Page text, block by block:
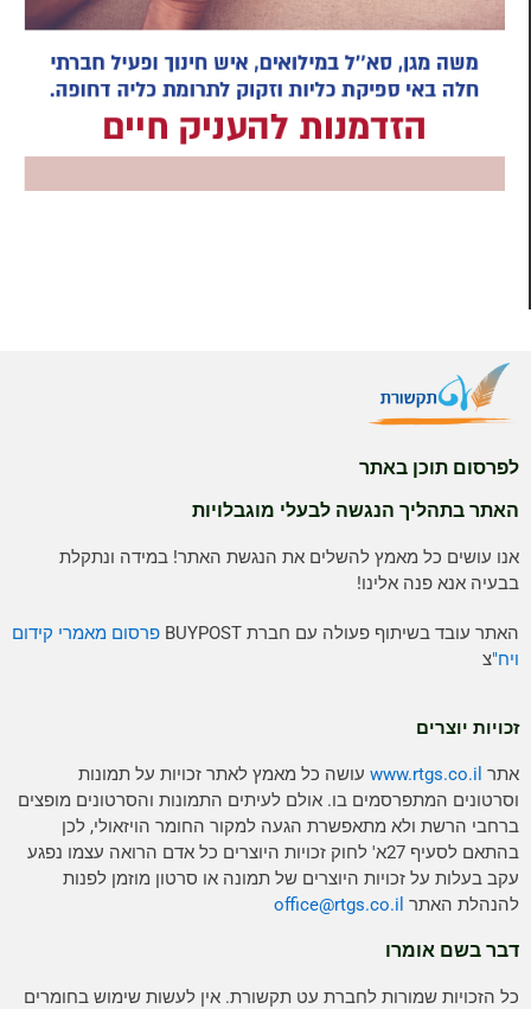
לפרסום תוכן באתר
האתר בתהליך הנגשה לבעלי מוגבלויות
אנו עושים כל מאמץ להשלים את הנגשת האתר! במידה ונתקלת
בבעיה אנא פנה אלינו!
האתר עובד בשיתוף פעולה עם חברת BUYPOST
פרסום מאמרי קידום
ויח"צ
זכויות יוצרים
אתרwww.rtgs.co.ilעושה כל מאמץ לאתר זכויות על תמונות
וסרטונים המתפרסמים בו. אולם לעיתים התמונות והסרטונים מופצים
ברחבי הרשת ולא מתאפשרת הגעה למקור החומר הויזאולי, לכן
בהתאם לסעיף 27א' לחוק זכויות היוצרים כל אדם הרואה עצמו נפגע
עקב בעלות על זכויות היוצרים של תמונה או סרטון מוזמן לפנות
להנהלת האתר
office@rtgs.co.il
דבר בשם אומרו
כל הזכויות שמורות לחברת עט תקשורת. אין לעשות שימוש בחומרים